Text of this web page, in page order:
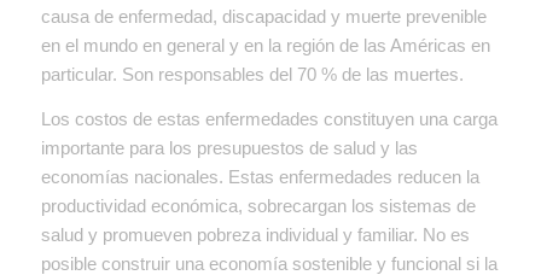
causa de enfermedad, discapacidad y muerte prevenible
en el mundo en general y en la región de las Américas en
particular. Son responsables del 70 % de las muertes.
Los costos de estas enfermedades constituyen una carga
importante para los presupuestos de salud y las
economías nacionales. Estas enfermedades reducen la
productividad económica, sobrecargan los sistemas de
salud y promueven pobreza individual y familiar. No es
posible construir una economía sostenible y funcional si la